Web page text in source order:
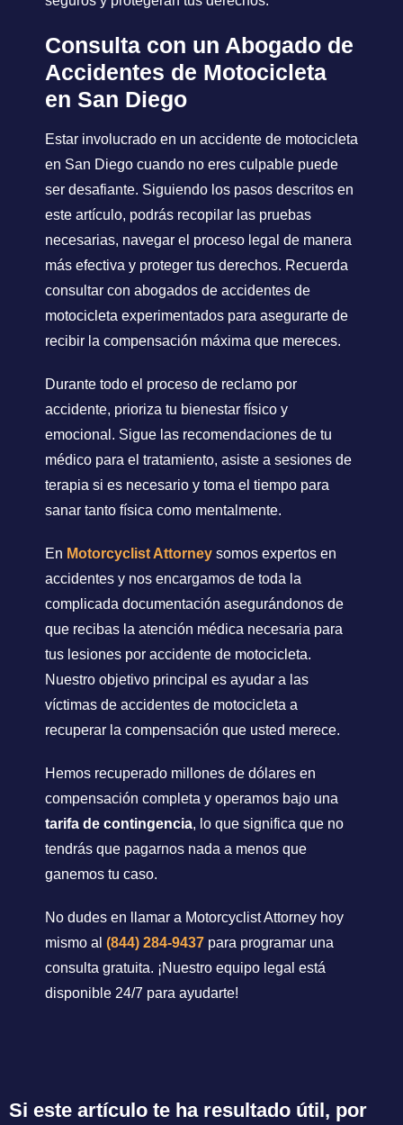
Consulta con un Abogado de
Accidentes de Motocicleta
en San Diego
Estar involucrado en un accidente de motocicleta
en San Diego cuando no eres culpable puede
ser desafiante. Siguiendo los pasos descritos en
este artículo, podrás recopilar las pruebas
necesarias, navegar el proceso legal de manera
más efectiva y proteger tus derechos. Recuerda
consultar con abogados de accidentes de
motocicleta experimentados para asegurarte de
recibir la compensación máxima que mereces.
Durante todo el proceso de reclamo por
accidente, prioriza tu bienestar físico y
emocional. Sigue las recomendaciones de tu
médico para el tratamiento, asiste a sesiones de
terapia si es necesario y toma el tiempo para
sanar tanto física como mentalmente.
En Motorcyclist Attorney somos expertos en
accidentes y nos encargamos de toda la
complicada documentación asegurándonos de
que recibas la atención médica necesaria para
tus lesiones por accidente de motocicleta.
Nuestro objetivo principal es ayudar a las
víctimas de accidentes de motocicleta a
recuperar la compensación que usted merece.
Hemos recuperado millones de dólares en
compensación completa y operamos bajo una
tarifa de contingencia, lo que significa que no
tendrás que pagarnos nada a menos que
ganemos tu caso.
No dudes en llamar a Motorcyclist Attorney hoy
mismo al (844) 284-9437 para programar una
consulta gratuita. ¡Nuestro equipo legal está
disponible 24/7 para ayudarte!
Si este artículo te ha resultado útil, por